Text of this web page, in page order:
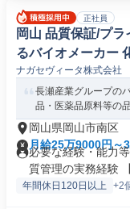
正社員
岡山 品質保証/プ
るバイオメーカー
ナガセヴィータ株式会社
長瀬産業グループの
品・医薬品原料等の
岡山県岡山市南区
月給25万9000円～
必要な経験・能力
質管理の実務経験
年間休日120日以上 +2